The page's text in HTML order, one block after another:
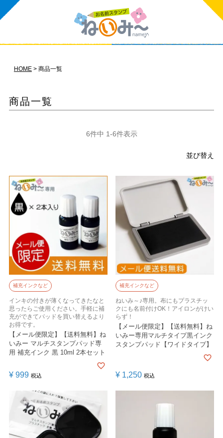
HOME 商品一覧
商品一覧
並び替え
6件中 1-6件表示
補充インクなど
インキの付きが薄くなってきたなと
思ったらご使用ください。手軽に補
充ができてパッドを買い替えるより
お得です。
【メール便限定】【送料無料】ね
いみー マルチスタンプパッド専
用 補充インク 黒 10ml 2本セット
¥ 999 税込
補充インクなど
ねいみ～♪専用。布にもプラスチッ
クにも名前付けOK！アイロンがけい
らず！
【メール便限定】【送料無料】ね
いみー専用マルチタイプ黒インク
スタンプパッド【ワイドタイプ】
¥ 1,250 税込